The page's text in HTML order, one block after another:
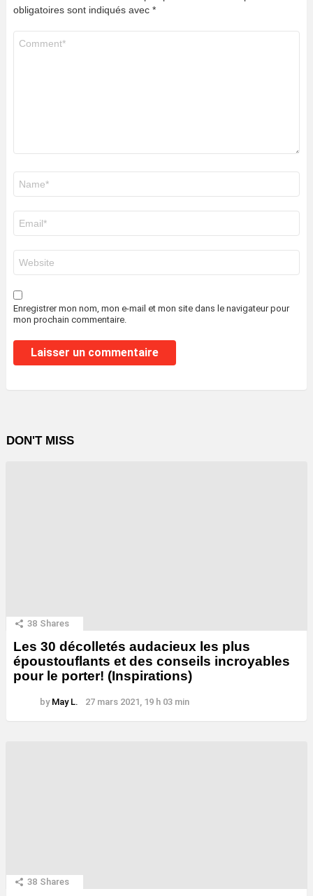
obligatoires sont indiqués avec *
mail
*
web
Enregistrer mon nom, mon e-mail et mon site dans le navigateur pour
mon prochain commentaire.
DON'T MISS
38 Shares
Les 30 décolletés audacieux les plus
époustouflants et des conseils incroyables
pour le porter! (Inspirations)
by May L. 27 mars 2021, 19 h 03 min
38 Shares